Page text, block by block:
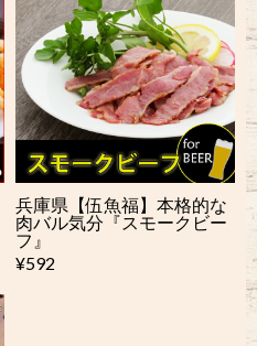
兵庫県【伍魚福】本格的な
肉バル気分『スモークビー
フ』
¥592